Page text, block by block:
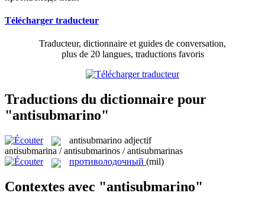
Télécharger traducteur
Traducteur, dictionnaire et guides de conversation,
plus de 20 langues, traductions favoris
Traductions du dictionnaire pour
"antisubmarino"
antisubmarino adjectif
antisubmarina / antisubmarinos / antisubmarinas
противолодочный (mil)
Contextes avec "antisubmarino"